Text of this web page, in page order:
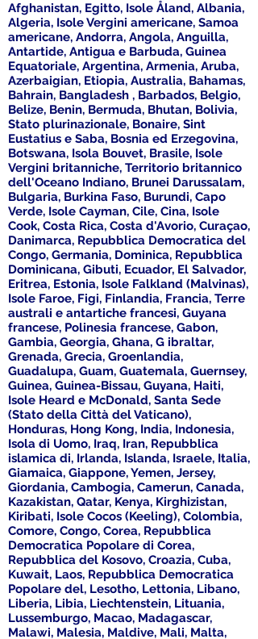
Afghanistan, Egitto, Isole Åland, Albania,
Algeria, Isole Vergini americane, Samoa
americane, Andorra, Angola, Anguilla,
Antartide, Antigua e Barbuda, Guinea
Equatoriale, Argentina, Armenia, Aruba,
Azerbaigian, Etiopia, Australia, Bahamas,
Bahrain, Bangladesh , Barbados, Belgio,
Belize, Benin, Bermuda, Bhutan, Bolivia,
Stato plurinazionale, Bonaire, Sint
Eustatius e Saba, Bosnia ed Erzegovina,
Botswana, Isola Bouvet, Brasile, Isole
Vergini britanniche, Territorio britannico
dell'Oceano Indiano, Brunei Darussalam,
Bulgaria, Burkina Faso, Burundi, Capo
Verde, Isole Cayman, Cile, Cina, Isole
Cook, Costa Rica, Costa d'Avorio, Curaçao,
Danimarca, Repubblica Democratica del
Congo, Germania, Dominica, Repubblica
Dominicana, Gibuti, Ecuador, El Salvador,
Eritrea, Estonia, Isole Falkland (Malvinas),
Isole Faroe, Figi, Finlandia, Francia, Terre
australi e antartiche francesi, Guyana
francese, Polinesia francese, Gabon,
Gambia, Georgia, Ghana, G ibraltar,
Grenada, Grecia, Groenlandia,
Guadalupa, Guam, Guatemala, Guernsey,
Guinea, Guinea-Bissau, Guyana, Haiti,
Isole Heard e McDonald, Santa Sede
(Stato della Città del Vaticano),
Honduras, Hong Kong, India, Indonesia,
Isola di Uomo, Iraq, Iran, Repubblica
islamica di, Irlanda, Islanda, Israele, Italia,
Giamaica, Giappone, Yemen, Jersey,
Giordania, Cambogia, Camerun, Canada,
Kazakistan, Qatar, Kenya, Kirghizistan,
Kiribati, Isole Cocos (Keeling), Colombia,
Comore, Congo, Corea, Repubblica
Democratica Popolare di Corea,
Repubblica del Kosovo, Croazia, Cuba,
Kuwait, Laos, Repubblica Democratica
Popolare del, Lesotho, Lettonia, Libano,
Liberia, Libia, Liechtenstein, Lituania,
Lussemburgo, Macao, Madagascar,
Malawi, Malesia, Maldive, Mali, Malta,